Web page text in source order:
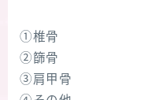
①椎骨
②篩骨
③肩甲骨